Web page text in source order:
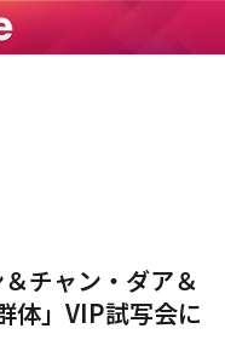
チャン・ダア＆
体」VIP試写会に